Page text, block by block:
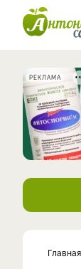
РЕКЛАМА
Главная